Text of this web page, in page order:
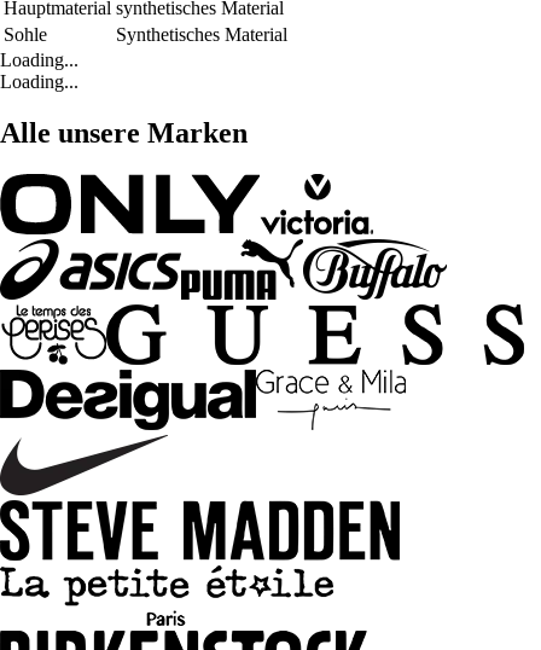
Hauptmaterial synthetisches Material
Sohle
Synthetisches Material
Loading...
Loading...
Alle unsere Marken